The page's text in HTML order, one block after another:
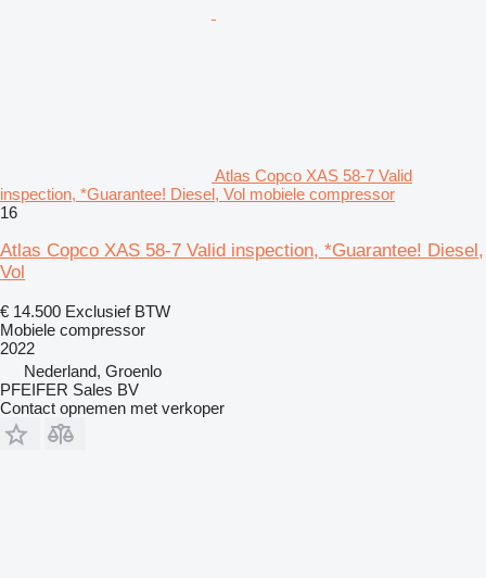
Atlas Copco XAS 58-7 Valid
inspection, *Guarantee! Diesel, Vol mobiele compressor
16
Atlas Copco XAS 58-7 Valid inspection, *Guarantee! Diesel,
Vol
€ 14.500 Exclusief BTW
Mobiele compressor
2022
Nederland, Groenlo
PFEIFER Sales BV
Contact opnemen met verkoper